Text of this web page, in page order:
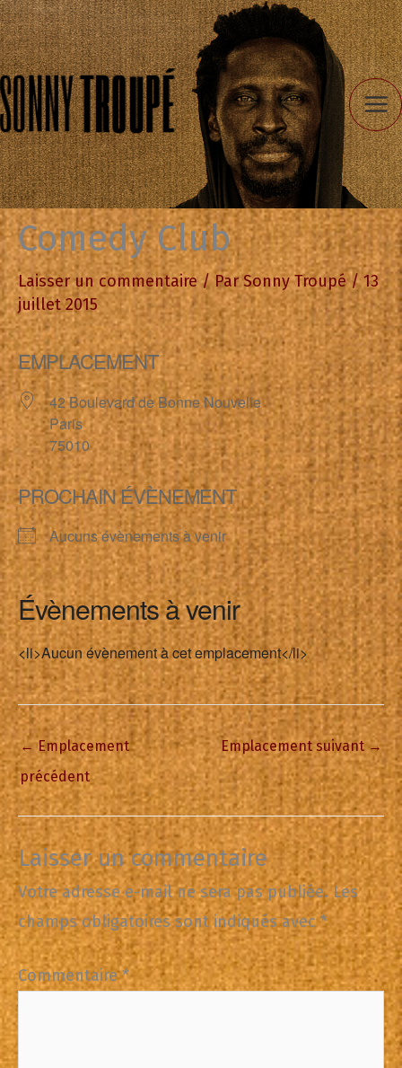
Aller
au
contenu
Comedy Club
Laisser un commentaire / ParSonny Troupé/13
juillet 2015
EMPLACEMENT
42 Boulevard de Bonne Nouvelle
Paris
75010
PROCHAIN ÉVÈNEMENT
Aucuns évènements à venir
Évènements à venir
<li>Aucun évènement à cet emplacement</li>
←Emplacement
précédent
Emplacement suivant→
Laisser un commentaire
Votre adresse e-mail ne sera pas publiée. Les
champs obligatoires sont indiqués avec*
Commentaire*